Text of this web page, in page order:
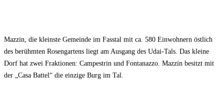
Mazzin, die kleinste Gemeinde im Fasstal mit ca. 580 Einwohnern östlich
des berühmten Rosengartens liegt am Ausgang des Udai-Tals. Das kleine
Dorf hat zwei Fraktionen: Campestrin und Fontanazzo. Mazzin besitzt mit
der „Casa Battel“ die einzige Burg im Tal.